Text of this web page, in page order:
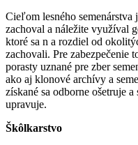
Cieľom lesného semenárstva
zachoval a náležite využíval
ktoré sa n a rozdiel od
zachovali. Pre zabezpečenie
porasty uznané pre zber
ako aj klonové archívy a
získané sa odborne ošetruje
upravuje.
Škôlkarstvo